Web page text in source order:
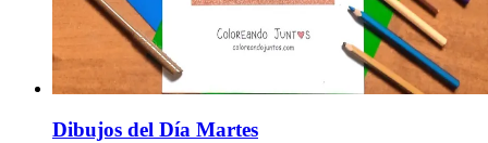
Dibujos del Día Martes